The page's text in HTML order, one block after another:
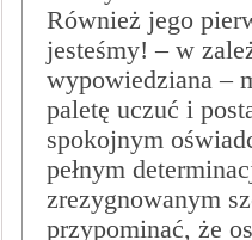
Również jego
jesteśmy! – w
wypowiedziana –
paletę uczuć i
spokojnym
pełnym
zrezygnowanym
przypominać, że